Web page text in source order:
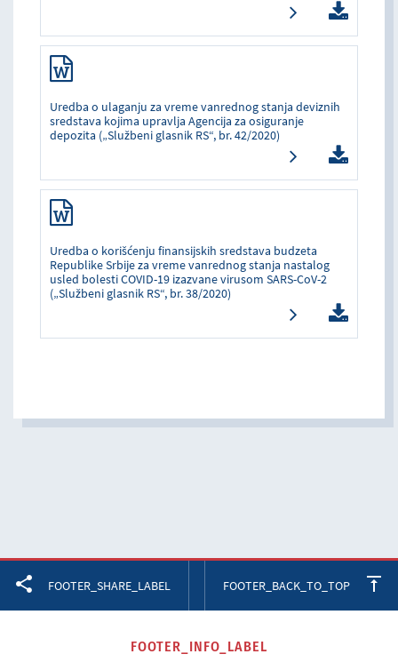
Uredba o ulaganju za vreme vanrednog stanja deviznih
sredstava kojima upravlja Agencija za osiguranje
depozita („Službeni glasnik RS“, br. 42/2020)
Uredba o korišćenju finansijskih sredstava budzeta
Republike Srbije za vreme vanrednog stanja nastalog
usled bolesti COVID-19 izazvane virusom SARS-CoV-2
(„Službeni glasnik RS“, br. 38/2020)
FOOTER_SHARE_LABEL FOOTER_BACK_TO_TOP
FOOTER_INFO_LABEL